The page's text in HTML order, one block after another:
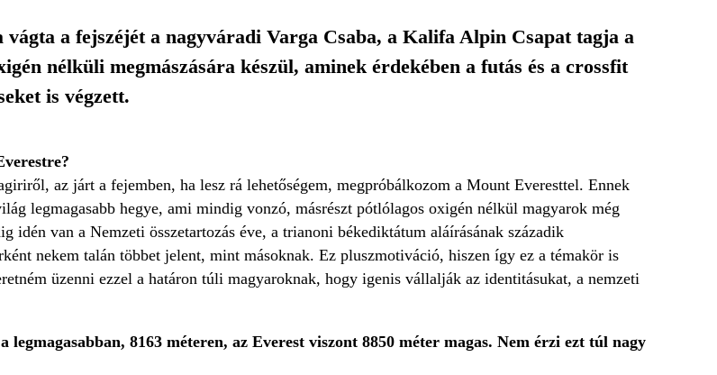
vágta a fejszéjét a nagyváradi Varga Csaba, a Kalifa Alpin Csapat tagja a
nélküli megmászására készül, aminek érdekében a futás és a crossfit
is végzett.
az járt a fejemben, ha lesz rá lehetőségem, megpróbálkozom a Mount Everesttel. Ennek
legmagasabb hegye, ami mindig vonzó, másrészt pótlólagos oxigén nélkül magyarok még
idén van a Nemzeti összetartozás éve, a trianoni békediktátum aláírásának századik
nekem talán többet jelent, mint másoknak. Ez pluszmotiváció, hiszen így ez a témakör is
üzenni ezzel a határon túli magyaroknak, hogy igenis vállalják az identitásukat, a nemzeti
legmagasabban, 8163 méteren, az Everest viszont 8850 méter magas. Nem érzi ezt túl nagy